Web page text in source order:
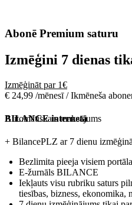
Abonē Premium saturu
Izmēģini 7 dienas
Izmēģināt par 1€
€ 24,99 /mēnesī / Ikmēneša
Automātiskais maksājums
BILANCE internetā
+ BilancePLZ ar 7 dienu
Bezlimita pieeja visiem
E-žurnāls BILANCE
Iekļauts visu rubriku saturs
tiesības, bizness, ekonomika,